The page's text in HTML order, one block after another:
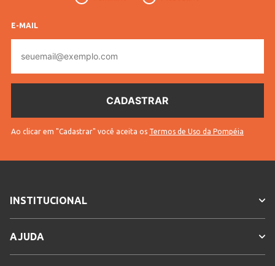
Veja outras opções de
Esportivo | Lojas Pompéia!.
INFORMAÇÕES COMPLEMENTARES
Gênero Masculino
E-MAIL
mail
Ao clicar em "Cadastrar" você aceita os Termos de Uso da Pompéia
INSTITUCIONAL
AJUDA